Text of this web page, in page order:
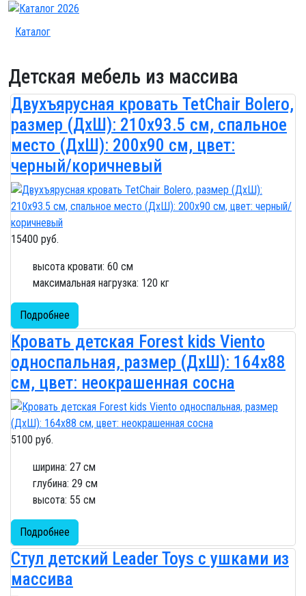
Каталог
Детская мебель из массива
Двухъярусная кровать TetChair Bolero,
размер (ДхШ): 210х93.5 см, спальное
место (ДхШ): 200х90 см, цвет:
черный/коричневый
15400 руб.
высота кровати: 60 см
максимальная нагрузка: 120 кг
Подробнее
Кровать детская Forest kids Viento
односпальная, размер (ДхШ): 164х88
см, цвет: неокрашенная сосна
5100 руб.
ширина: 27 см
глубина: 29 см
высота: 55 см
Подробнее
Стул детский Leader Toys с ушками из
массива